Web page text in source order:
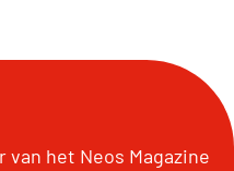
van het Neos Magazine